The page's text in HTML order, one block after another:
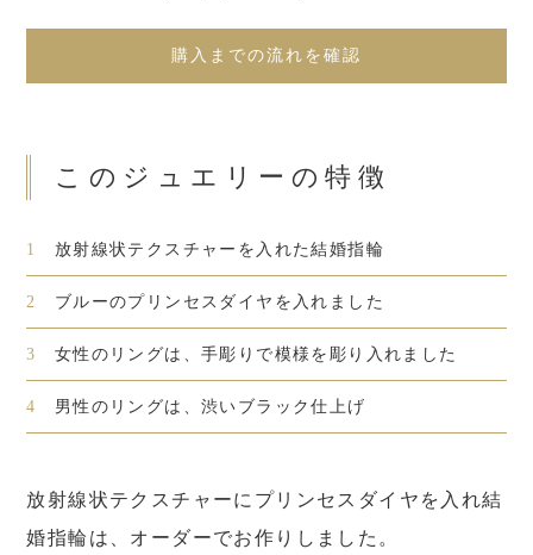
購入までの流れを確認
このジュエリーの特徴
1 放射線状テクスチャーを入れた結婚指輪
2 ブルーのプリンセスダイヤを入れました
3 女性のリングは、手彫りで模様を彫り入れました
4 男性のリングは、渋いブラック仕上げ
放射線状テクスチャーにプリンセスダイヤを入れ結
婚指輪は、オーダーでお作りしました。